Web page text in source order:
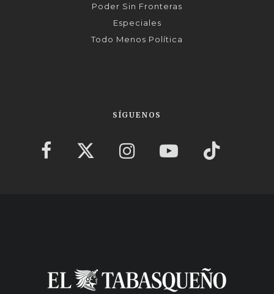
Poder Sin Fronteras
Especiales
Todo Menos Política
SÍGUENOS